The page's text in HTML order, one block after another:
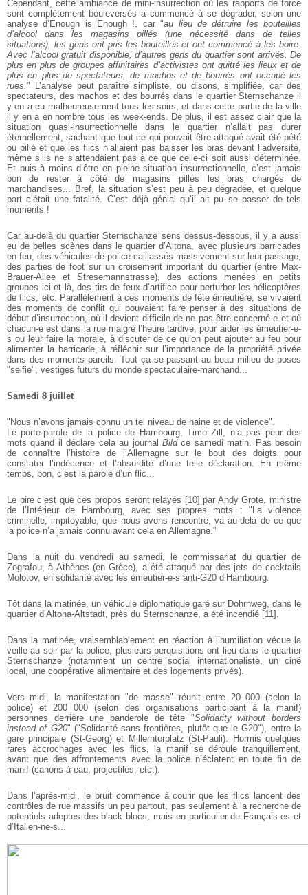
Cependant, cette ambiance de mini-insurrection où les rapports de force
sont complètement bouleversés a commencé à se dégrader, selon une
analyse d’ Enough is Enough !, car "au lieu de détruire les bouteilles
d’alcool dans les magasins pillés (une nécessité dans de telles
situations), les gens ont pris les bouteilles et ont commencé à les boire.
Avec l’alcool gratuit disponible, d’autres gens du quartier sont arrivés. De
plus en plus de groupes affinitaires d’activistes ont quitté les lieux et de
plus en plus de spectateurs, de machos et de bourrés ont occupé les
rues." L’analyse peut paraître simpliste, ou disons, simplifiée, car des
spectateurs, des machos et des bourrés dans le quartier Sternschanze il
y en a eu malheureusement tous les soirs, et dans cette partie de la ville
il y en a en nombre tous les week-ends. De plus, il est assez clair que la
situation quasi-insurrectionnelle dans le quartier n’allait pas durer
éternellement, sachant que tout ce qui pouvait être attaqué avait été pété
ou pillé et que les flics n’allaient pas baisser les bras devant l’adversité,
même s’ils ne s’attendaient pas à ce que celle-ci soit aussi déterminée.
Et puis à moins d’être en pleine situation insurrectionnelle, c’est jamais
bon de rester à côté de magasins pillés les bras chargés de
marchandises... Bref, la situation s’est peu à peu dégradée, et quelque
part c’était une fatalité. C’est déjà génial qu’il ait pu se passer de tels
moments !
Car au-delà du quartier Sternschanze sens dessus-dessous, il y a aussi
eu de belles scènes dans le quartier d’Altona, avec plusieurs barricades
en feu, des véhicules de police caillassés massivement sur leur passage,
des parties de foot sur un croisement important du quartier (entre Max-
Brauer-Allee et Stresemannstrasse), des actions menées en petits
groupes ici et là, des tirs de feux d’artifice pour perturber les hélicoptères
de flics, etc. Parallèlement à ces moments de fête émeutière, se vivaient
des moments de conflit qui pouvaient faire penser à des situations de
début d’insurrection, où il devient difficile de ne pas être concerné-e et où
chacun-e est dans la rue malgré l’heure tardive, pour aider les émeutier-e-
s ou leur faire la morale, à discuter de ce qu’on peut ajouter au feu pour
alimenter la barricade, à réfléchir sur l’importance de la propriété privée
dans des moments pareils. Tout ça se passant au beau milieu de poses
"selfie", vestiges futurs du monde spectaculaire-marchand...
Samedi 8 juillet
"Nous n’avons jamais connu un tel niveau de haine et de violence".
Le porte-parole de la police de Hambourg, Timo Zill, n’a pas peur des
mots quand il déclare cela au journal Bildce samedi matin. Pas besoin
de connaître l’histoire de l’Allemagne sur le bout des doigts pour
constater l’indécence et l’absurdité d’une telle déclaration. En même
temps, bon, c’est la parole d’un flic...
Le pire c’est que ces propos seront relayés [10] par Andy Grote, ministre
de l’Intérieur de Hambourg, avec ses propres mots : "La violence
criminelle, impitoyable, que nous avons rencontré, va au-delà de ce que
la police n’a jamais connu avant cela en Allemagne."
Dans la nuit du vendredi au samedi, le commissariat du quartier de
Zografou, à Athènes (en Grèce), a été attaqué par des jets de cocktails
Molotov, en solidarité avec les émeutier-e-s anti-G20 d’Hambourg.
Tôt dans la matinée, un véhicule diplomatique garé sur Dohrnweg, dans le
quartier d’Altona-Altstadt, près du Sternschanze, a été incendié [11] .
Dans la matinée, vraisemblablement en réaction à l’humiliation vécue la
veille au soir par la police, plusieurs perquisitions ont lieu dans le quartier
Sternschanze (notamment un centre social internationaliste, un ciné
local, une coopérative alimentaire et des logements privés).
Vers midi, la manifestation "de masse" réunit entre 20 000 (selon la
police) et 200 000 (selon des organisations participant à la manif)
personnes derrière une banderole de tête "Solidarity without borders
instead of G20" ("Solidarité sans frontières, plutôt que le G20"), entre la
gare principale (St-Georg) et Millerntorplatz (St-Pauli). Hormis quelques
rares accrochages avec les flics, la manif se déroule tranquillement,
avant que des affrontements avec la police n’éclatent en toute fin de
manif (canons à eau, projectiles, etc.).
Dans l’après-midi, le bruit commence à courir que les flics lancent des
contrôles de rue massifs un peu partout, pas seulement à la recherche de
potentiels adeptes des black blocs, mais en particulier de Français-es et
d’Italien-ne-s...